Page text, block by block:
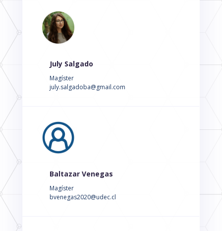
July Salgado
Magíster
july.salgadoba@gmail.com
Baltazar Venegas
Magíster
bvenegas2020@udec.cl